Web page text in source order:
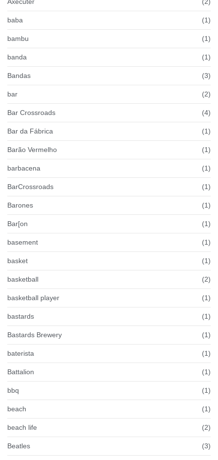
Axecuter (2)
baba (1)
bambu (1)
banda (1)
Bandas (3)
bar (2)
Bar Crossroads (4)
Bar da Fábrica (1)
Barão Vermelho (1)
barbacena (1)
BarCrossroads (1)
Barones (1)
Bar[on (1)
basement (1)
basket (1)
basketball (2)
basketball player (1)
bastards (1)
Bastards Brewery (1)
baterista (1)
Battalion (1)
bbq (1)
beach (1)
beach life (2)
Beatles (3)